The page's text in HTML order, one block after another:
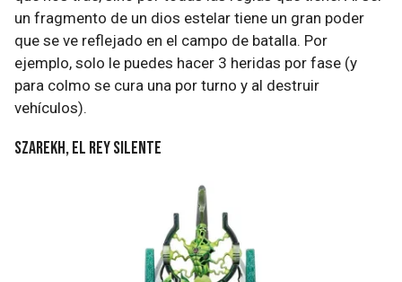
un fragmento de un dios estelar tiene un gran poder
que se ve reflejado en el campo de batalla. Por
ejemplo, solo le puedes hacer 3 heridas por fase (y
para colmo se cura una por turno y al destruir
vehículos).
Szarekh, el Rey Silente